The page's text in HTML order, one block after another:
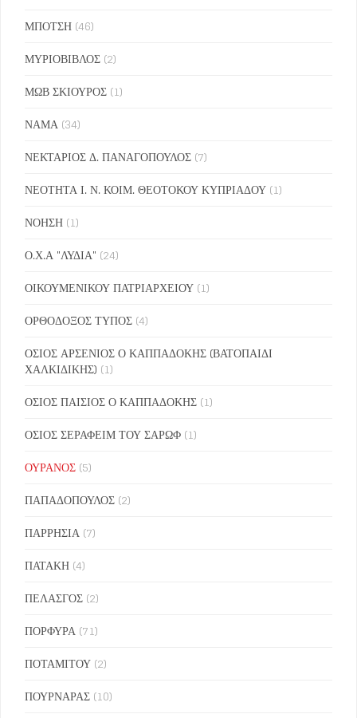
ΜΠΟΤΣΗ (46)
ΜΥΡΙΟΒΙΒΛΟΣ (2)
ΜΩΒ ΣΚΙΟΥΡΟΣ (1)
ΝΑΜΑ (34)
ΝΕΚΤΑΡΙΟΣ Δ. ΠΑΝΑΓΟΠΟΥΛΟΣ (7)
ΝΕΟΤΗΤΑ Ι. Ν. ΚΟΙΜ. ΘΕΟΤΟΚΟΥ ΚΥΠΡΙΑΔΟΥ (1)
ΝΟΗΣΗ (1)
Ο.Χ.Α "ΛΥΔΙΑ" (24)
ΟΙΚΟΥΜΕΝΙΚΟΥ ΠΑΤΡΙΑΡΧΕΙΟΥ (1)
ΟΡΘΟΔΟΞΟΣ ΤΥΠΟΣ (4)
ΟΣΙΟΣ ΑΡΣΕΝΙΟΣ Ο ΚΑΠΠΑΔΟΚΗΣ (ΒΑΤΟΠΑΙΔΙ
ΧΑΛΚΙΔΙΚΗΣ) (1)
ΟΣΙΟΣ ΠΑΙΣΙΟΣ Ο ΚΑΠΠΑΔΟΚΗΣ (1)
ΟΣΙΟΣ ΣΕΡΑΦΕΙΜ ΤΟΥ ΣΑΡΩΦ (1)
ΟΥΡΑΝΟΣ (5)
ΠΑΠΑΔΟΠΟΥΛΟΣ (2)
ΠΑΡΡΗΣΙΑ (7)
ΠΑΤΑΚΗ (4)
ΠΕΛΑΣΓΟΣ (2)
ΠΟΡΦΥΡΑ (71)
ΠΟΤΑΜΙΤΟΥ (2)
ΠΟΥΡΝΑΡΑΣ (10)